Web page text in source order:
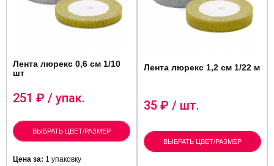
Лента люрекс 0,6 см 1/10
шт
251 ₽ / упак.
ВЫБРАТЬ ЦВЕТ/РАЗМЕР
Цена за: 1 упаковку
Лента люрекс 1,2 см 1/22 м
35 ₽ / шт.
ВЫБРАТЬ ЦВЕТ/РАЗМЕР